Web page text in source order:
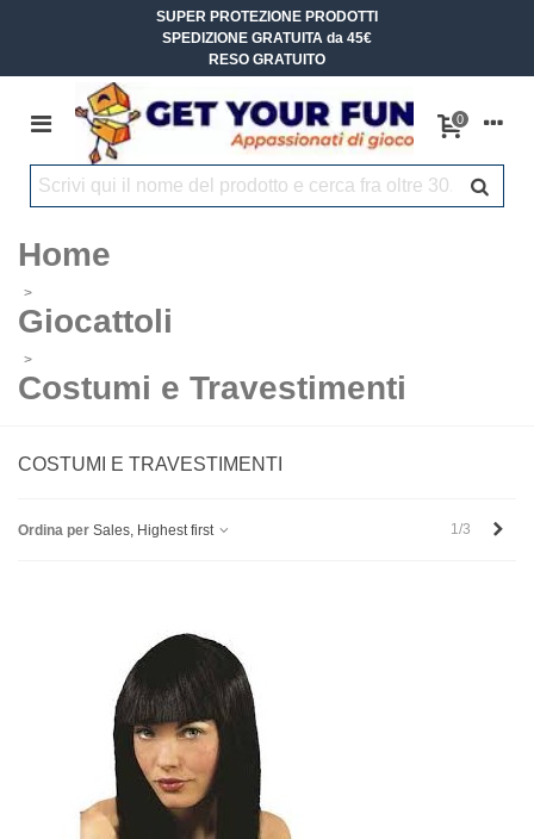
SUPER PROTEZIONE PRODOTTI
SPEDIZIONE GRATUITA da 45€
RESO GRATUITO
0
Home
>
Giocattoli
>
Costumi e Travestimenti
COSTUMI E TRAVESTIMENTI
Ordina per Sales, Highest first 1/3